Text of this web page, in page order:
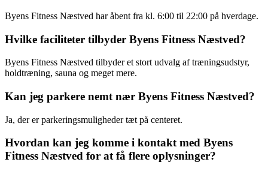
Byens Fitness Næstved har åbent fra kl. 6:00 til 22:00 på hverdage.
Hvilke faciliteter tilbyder Byens Fitness Næstved?
Byens Fitness Næstved tilbyder et stort udvalg af træningsudstyr,
holdtræning, sauna og meget mere.
Kan jeg parkere nemt nær Byens Fitness Næstved?
Ja, der er parkeringsmuligheder tæt på centeret.
Hvordan kan jeg komme i kontakt med Byens
Fitness Næstved for at få flere oplysninger?